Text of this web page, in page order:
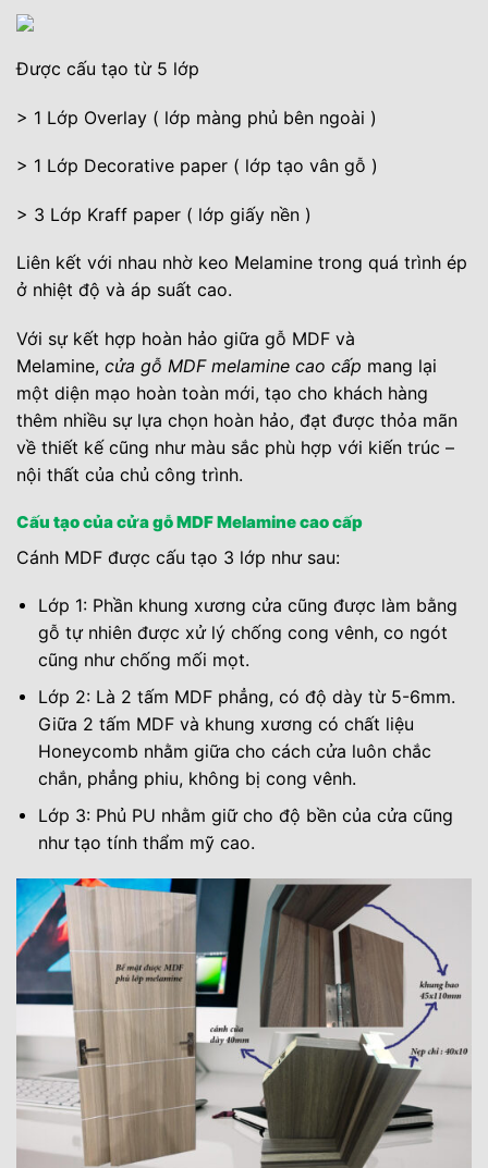
Được cấu tạo từ 5 lớp
> 1 Lớp Overlay ( lớp màng phủ bên ngoài )
> 1 Lớp Decorative paper ( lớp tạo vân gỗ )
> 3 Lớp Kraff paper ( lớp giấy nền )
Liên kết với nhau nhờ keo Melamine trong quá trình ép
ở nhiệt độ và áp suất cao.
Với sự kết hợp hoàn hảo giữa gỗ MDF và
Melamine, cửa gỗ MDF melamine cao cấp mang lại
một diện mạo hoàn toàn mới, tạo cho khách hàng
thêm nhiều sự lựa chọn hoàn hảo, đạt được thỏa mãn
về thiết kế cũng như màu sắc phù hợp với kiến trúc –
nội thất của chủ công trình.
Cấu tạo của cửa gỗ MDF Melamine cao cấp
Cánh MDF được cấu tạo 3 lớp như sau:
Lớp 1: Phần khung xương cửa cũng được làm bằng
gỗ tự nhiên được xử lý chống cong vênh, co ngót
cũng như chống mối mọt.
Lớp 2: Là 2 tấm MDF phẳng, có độ dày từ 5-6mm.
Giữa 2 tấm MDF và khung xương có chất liệu
Honeycomb nhằm giữa cho cách cửa luôn chắc
chắn, phẳng phiu, không bị cong vênh.
Lớp 3: Phủ PU nhằm giữ cho độ bền của cửa cũng
như tạo tính thẩm mỹ cao.